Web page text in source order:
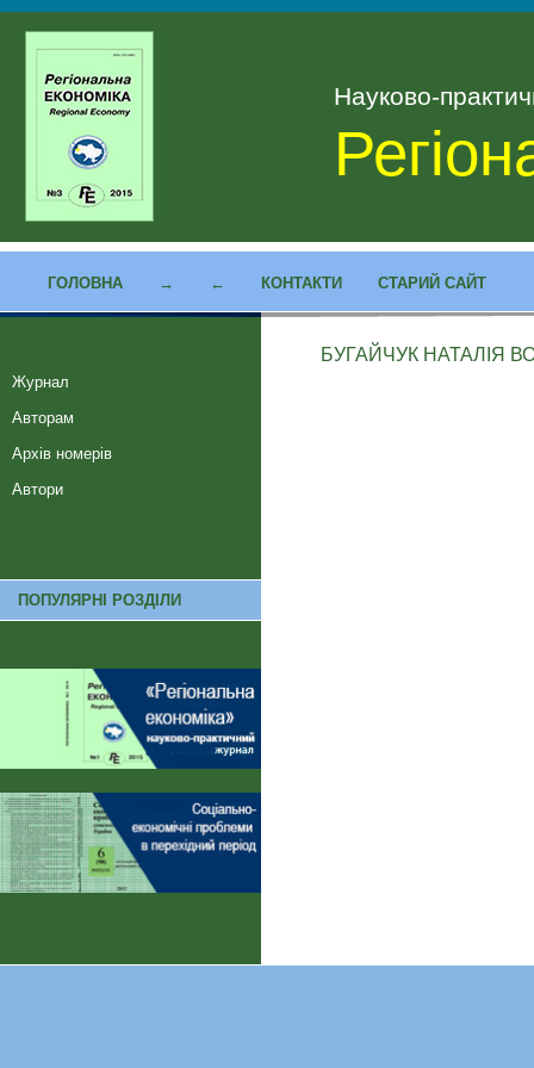
Науково-
ГОЛОВНА → ← КОНТАКТИ СТАРИЙ САЙТ
Журнал
Авторам
Архів номерів
Автори
ПОПУЛЯРНІ РОЗДІЛИ
БУГАЙЧУК НАТАЛІЯ